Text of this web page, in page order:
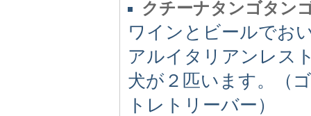
クチーナタンゴタン
ワインとビールでお
アルイタリアンレス
犬が２匹います。（
トレトリーバー）